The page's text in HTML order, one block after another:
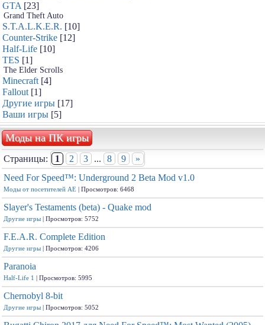
GTA [23]
Grand Theft Auto
S.T.A.L.K.E.R. [10]
Counter-Strike [12]
Half-Life [10]
TES [1]
The Elder Scrolls
Minecraft [4]
Fallout [1]
Другие игры [17]
Ваши игры [5]
Моды на ПК игры
Страницы: 1 2 3 ... 8 9
»
Need For Speed™: Underground 2 Beta Mod v1.0
Моды от посетителей АЕ | Просмотров: 6468
Slayer's Testaments (beta) - Quake mod
Другие игры | Просмотров: 5752
F.E.A.R. Complete Edition
Другие игры | Просмотров: 4206
Paranoia
Half-Life 1 | Просмотров: 5995
Chernobyl 8-bit
Другие игры | Просмотров: 5052